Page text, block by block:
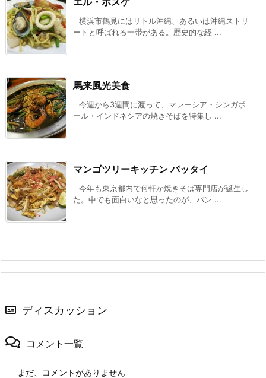
横浜市鶴見にはリトル沖縄、あるいは沖縄ストリ
ートと呼ばれる一帯がある。歴史的な経 ...
馬来風光美食
今週から3週間に渡って、マレーシア・シンガポ
ール・インドネシアの焼きそばを特集し ...
マンゴツリーキッチン パッタイ
今年も東京都内で何軒か焼きそば専門店が誕生し
た。中でも面白いなと思ったのが、バン ...
ディスカッション
コメント一覧
まだ、コメントがありません